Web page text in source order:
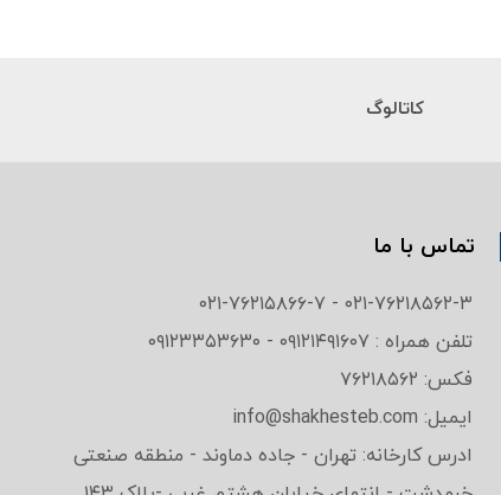
کاتالوگ
تماس با ما
۰۲۱-۷۶۲۱۸۵۶۲-۳ - ۰۲۱-۷۶۲۱۵۸۶۶-۷
تلفن همراه : ۰۹۱۲۱۴۹۱۶۰۷ - ۰۹۱۲۳۳۵۳۶۳۰
فکس: ۷۶۲۱۸۵۶۲
ایمیل: info@shakhesteb.com
ادرس کارخانه: تهران - جاده دماوند - منطقه صنعتی